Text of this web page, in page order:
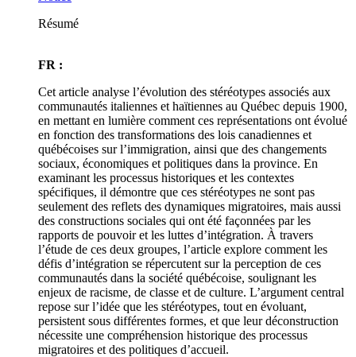
Résumé
FR :
Cet article analyse l’évolution des stéréotypes associés aux
communautés italiennes et haïtiennes au Québec depuis 1900,
en mettant en lumière comment ces représentations ont évolué
en fonction des transformations des lois canadiennes et
québécoises sur l’immigration, ainsi que des changements
sociaux, économiques et politiques dans la province. En
examinant les processus historiques et les contextes
spécifiques, il démontre que ces stéréotypes ne sont pas
seulement des reflets des dynamiques migratoires, mais aussi
des constructions sociales qui ont été façonnées par les
rapports de pouvoir et les luttes d’intégration. À travers
l’étude de ces deux groupes, l’article explore comment les
défis d’intégration se répercutent sur la perception de ces
communautés dans la société québécoise, soulignant les
enjeux de racisme, de classe et de culture. L’argument central
repose sur l’idée que les stéréotypes, tout en évoluant,
persistent sous différentes formes, et que leur déconstruction
nécessite une compréhension historique des processus
migratoires et des politiques d’accueil.